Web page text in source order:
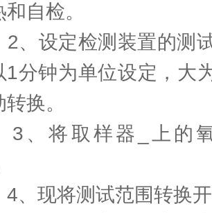
自检。
设定检测装置的测试
1分钟为单位设定，大
换。
将取样器_上的氧
现将测试范围转换开